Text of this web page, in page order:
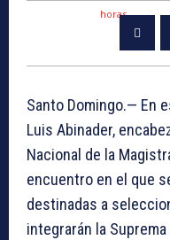
Santo Domingo.— En
Luis Abinader,
Nacional de la
encuentro en el que
destinadas a
integrarán la